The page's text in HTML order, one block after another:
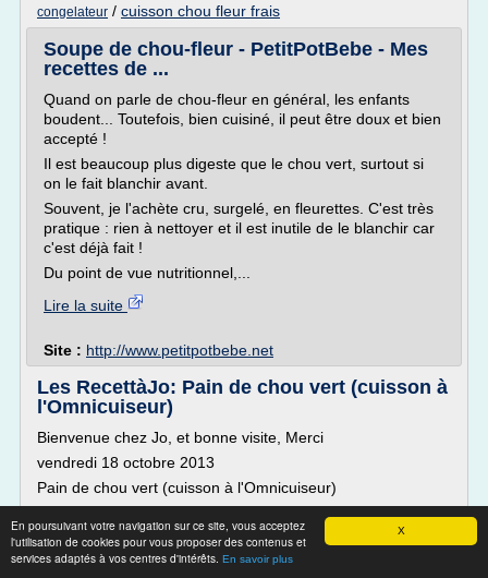
X
En poursuivant votre navigation sur ce site, vous acceptez
l'utilisation de cookies pour vous proposer des contenus et
services adaptés à vos centres d'intérêts. En savoir plus
congelateur / cuisson chou fleur frais
Soupe de chou-fleur - PetitPotBebe - Mes
recettes de ...
Quand on parle de chou-fleur en général, les enfants
boudent... Toutefois, bien cuisiné, il peut être doux et bien
accepté !
Il est beaucoup plus digeste que le chou vert, surtout si
on le fait blanchir avant.
Souvent, je l'achète cru, surgelé, en fleurettes. C'est très
pratique : rien à nettoyer et il est inutile de le blanchir car
c'est déjà fait !
Du point de vue nutritionnel,...
Lire la suite
Site : http://www.petitpotbebe.net
Les RecettàJo: Pain de chou vert (cuisson à
l'Omnicuiseur)
Bienvenue chez Jo, et bonne visite, Merci
vendredi 18 octobre 2013
Pain de chou vert (cuisson à l'Omnicuiseur)
chou vert !! Miam.....
Ca ne va pas tarder à être essayé chez moi.....